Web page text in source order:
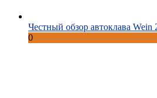
Честный обзор автоклава Wein
0